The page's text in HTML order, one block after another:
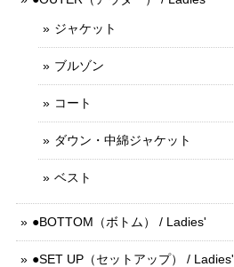
ジャケット
ブルゾン
コート
ダウン・中綿ジャケット
ベスト
●BOTTOM（ボトム） / Ladies'
●SET UP（セットアップ） / Ladies'